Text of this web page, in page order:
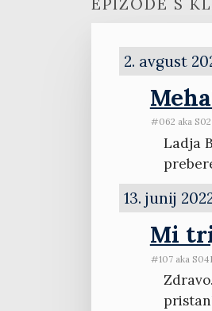
2. avgust
#062 aka
Ladja
13. junij
Mi
#107 aka